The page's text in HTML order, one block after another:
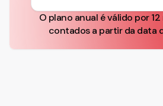
O plano anual é válido por
contados a partir da data